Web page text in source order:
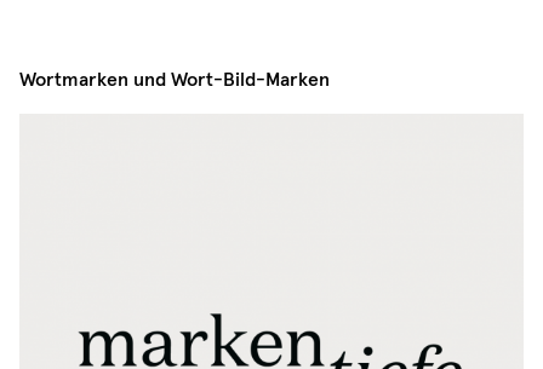
Wortmarken und Wort-Bild-Marken